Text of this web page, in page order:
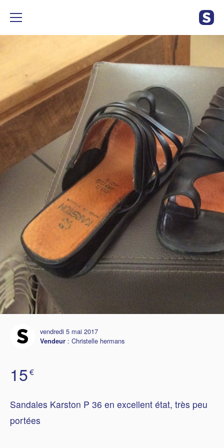
Sandales Karston P 36 en excellent état, très peu portées
vendredi 5 mai 2017
Vendeur : Christelle hermans
15€
Sandales Karston P 36 en excellent état, très peu
portées